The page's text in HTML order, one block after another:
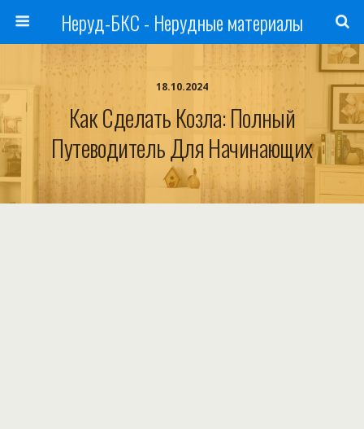
Неруд-БКС - Нерудные материалы
18.10.2024
Как Сделать Козла: Полный
Путеводитель Для Начинающих